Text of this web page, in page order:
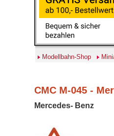
Modellbahn-Shop
CMC M-045 -
Mercedes- Benz